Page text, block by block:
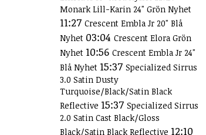
Monark Lill-Karin 24" Grön Nyhet
11:27 Crescent Embla Jr 20" Blå
Nyhet 03:04 Crescent Elora Grön
Nyhet 10:56 Crescent Embla Jr 24"
Blå Nyhet 15:37 Specialized Sirrus
3.0 Satin Dusty
Turquoise/Black/Satin Black
Reflective 15:37 Specialized Sirrus
2.0 Satin Cast Black/Gloss
Black/Satin Black Reflective 12:10